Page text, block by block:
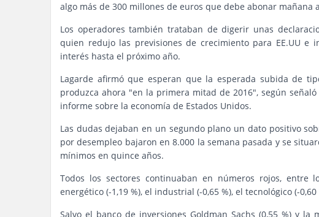
algo más de 300 millones de euros que debe abonar mañana
Los operadores también trataban de digerir unas
quien redujo las previsiones de crecimiento para EE.UU
interés hasta el próximo año.
Lagarde afirmó que esperan que la esperada subida de
produzca ahora "en la primera mitad de 2016", según
informe sobre la economía de Estados Unidos.
Las dudas dejaban en un segundo plano un dato positivo
por desempleo bajaron en 8.000 la semana pasada y se
mínimos en quince años.
Todos los sectores continuaban en números rojos, entre
energético (-1,19 %), el industrial (-0,65 %), el tecnológico (-
Salvo el banco de inversiones Goldman Sachs (0,55 %) y